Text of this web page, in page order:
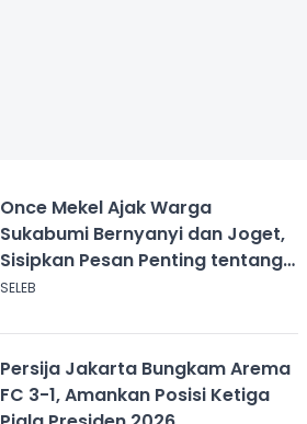
Once Mekel Ajak Warga
Sukabumi Bernyanyi dan Joget,
Sisipkan Pesan Penting tentang
ASI
SELEB
Persija Jakarta Bungkam Arema
FC 3-1, Amankan Posisi Ketiga